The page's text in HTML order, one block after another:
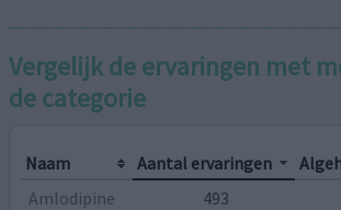
Vergelijk de ervaringen met
de categorie
Naam Aantal ervaringen
Amlodipine
493